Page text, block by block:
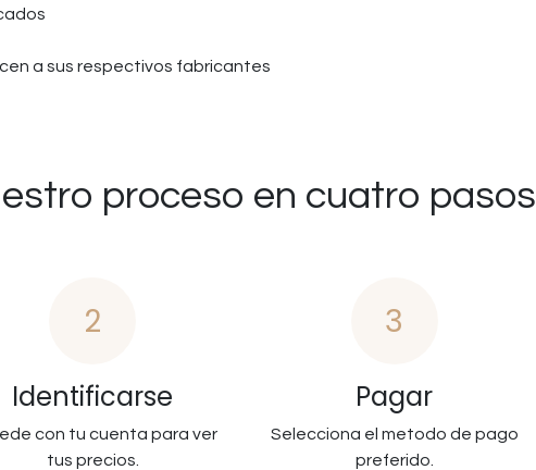
a sus respectivos fabricantes
proceso en cuatro pasos
2
Identificarse
con tu cuenta para ver
tus precios.
3
Pagar
Selecciona el metodo de pago
preferido.